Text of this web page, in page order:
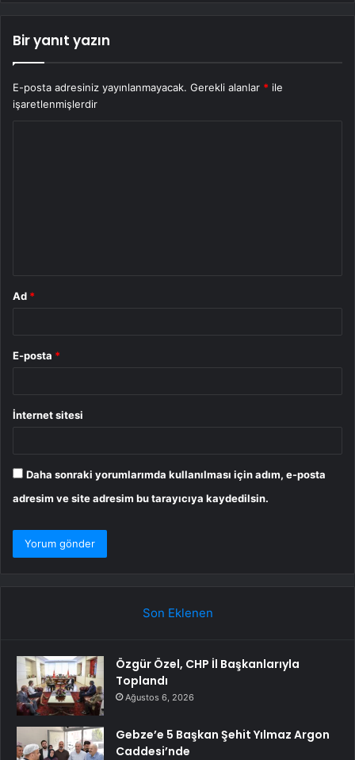
Bir yanıt yazın
E-posta adresiniz yayınlanmayacak. Gerekli alanlar * ile
işaretlenmişlerdir
Ad *
E-posta *
İnternet sitesi
Daha sonraki yorumlarımda kullanılması için adım, e-posta
adresim ve site adresim bu tarayıcıya kaydedilsin.
Son Eklenen
Özgür Özel, CHP İl Başkanlarıyla
Toplandı
Ağustos 6, 2026
Gebze’e 5 Başkan Şehit Yılmaz Argon
Caddesi’nde